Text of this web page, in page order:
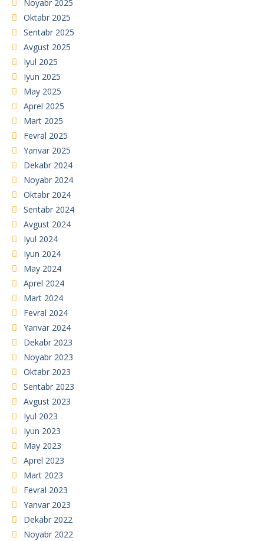
Noyabr 2025
Oktabr 2025
Sentabr 2025
Avgust 2025
Iyul 2025
Iyun 2025
May 2025
Aprel 2025
Mart 2025
Fevral 2025
Yanvar 2025
Dekabr 2024
Noyabr 2024
Oktabr 2024
Sentabr 2024
Avgust 2024
Iyul 2024
Iyun 2024
May 2024
Aprel 2024
Mart 2024
Fevral 2024
Yanvar 2024
Dekabr 2023
Noyabr 2023
Oktabr 2023
Sentabr 2023
Avgust 2023
Iyul 2023
Iyun 2023
May 2023
Aprel 2023
Mart 2023
Fevral 2023
Yanvar 2023
Dekabr 2022
Noyabr 2022